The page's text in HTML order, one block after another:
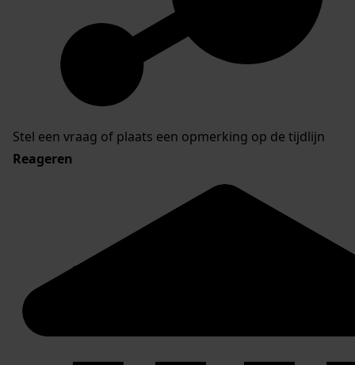
Stel een vraag of plaats een opmerking op de tijdlijn
Reageren